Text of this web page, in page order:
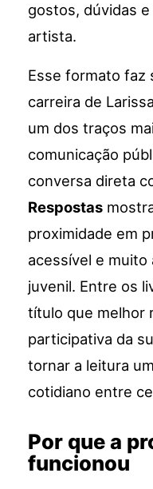
gostos, dúvidas
artista.
Esse formato faz
carreira de
um dos traços
comunicação
conversa direta
Respostas
proximidade em
acessível e muito
juvenil. Entre os
título que melhor
participativa da
tornar a leitura
cotidiano entre
Por que a
funcionou